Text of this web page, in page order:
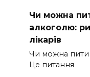
Чи можна
алкоголю:
лікарів
Чи можна пити
Це питання